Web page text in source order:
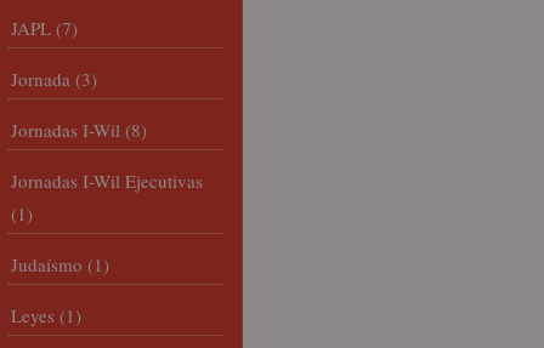
JAPL (7)
Jornada (3)
Jornadas I-Wil (8)
Jornadas I-Wil Ejecutivas
(1)
Judaísmo (1)
Leyes (1)